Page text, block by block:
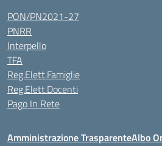
PON/PN2021-27
PNRR
Interpello
TFA
Reg.Elett.Famiglie
Reg.Elett.Docenti
Pago In Rete
Amministrazione TrasparenteAlbo